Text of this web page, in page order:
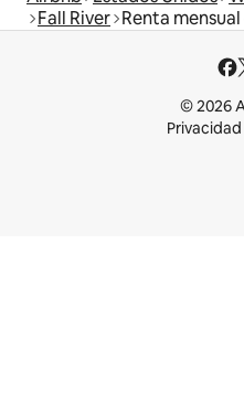
Fall River Renta
© 2026
Privacidad